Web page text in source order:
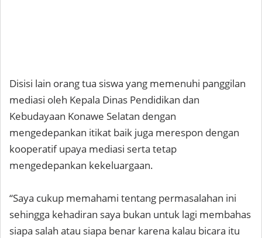
Disisi lain orang tua siswa yang memenuhi panggilan
mediasi oleh Kepala Dinas Pendidikan dan
Kebudayaan Konawe Selatan dengan
mengedepankan itikat baik juga merespon dengan
kooperatif upaya mediasi serta tetap
mengedepankan kekeluargaan.
“Saya cukup memahami tentang permasalahan ini
sehingga kehadiran saya bukan untuk lagi membahas
siapa salah atau siapa benar karena kalau bicara itu